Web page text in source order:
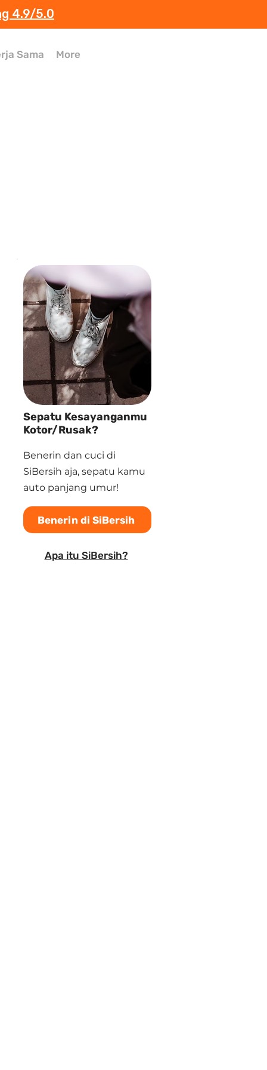
4.9/5.0
Sama More
Sepatu Kesayanganmu
Kotor/Rusak?
Benerin dan cuci di
SiBersih aja, sepatu kamu
auto panjang umur!
Benerin di SiBersih
Apa itu SiBersih?